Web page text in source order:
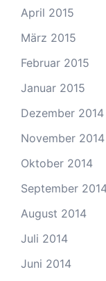
April 2015
März 2015
Februar 2015
Januar 2015
Dezember 2014
November 2014
Oktober 2014
September
August 2014
Juli 2014
Juni 2014